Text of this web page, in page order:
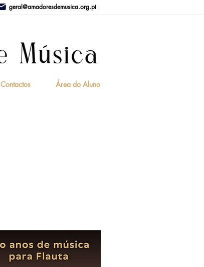
Contactos Área do Aluno
geral@amadoresdemusica.org.pt